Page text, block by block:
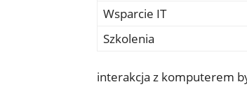
Wsparcie IT
Szkolenia
interakcja z komputerem